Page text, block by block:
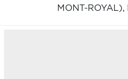
MONT-ROYAL),